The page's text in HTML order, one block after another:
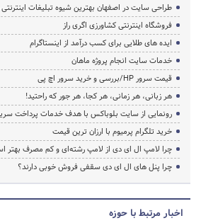
طراحی سایت در اصفهان بهترین شیوه تبلیغات
فروشگاه اینترنتی کشاورزی اگری راز
ایده های طلایی برای کسب درآمد از اینستاگرام
خدمات سایت انجام پروژه ماهان
قیمت سرور HP/بررسی و خرید سرور اچ پی
هر زبانی، هر زمانی، هر کجا، هر جور که راحتید!
رونمایی از سایت بلوباکس با هدف خدمات پرداخت
خرید تلگرام پرمیوم با ارزان ترین قیمت
چرا لامپ ال ای دی از لامپ رشته‌ای و کم مصرف بهتر
چرا پنل های ال ای دی سقفی فروش خوبی دارند؟
اخبار مرتبط با حوزه